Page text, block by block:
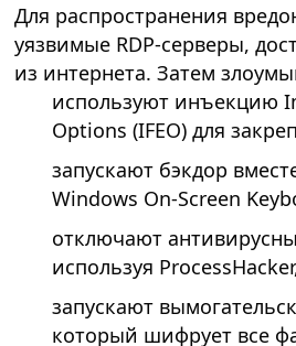
Для распространения
уязвимые RDP-серверы,
из интернета. Затем
используют инъекцию
Options (IFEO) для
запускают бэкдор
Windows On-Screen
отключают
используя
запускают
который шифрует все